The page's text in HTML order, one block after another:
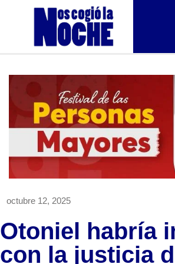
octubre 12, 2025
Otoniel habría
con la justicia